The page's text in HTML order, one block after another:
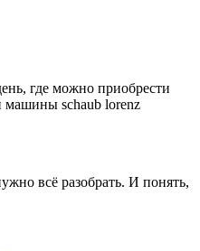
где можно приобрести
машины schaub lorenz
всё разобрать. И понять,